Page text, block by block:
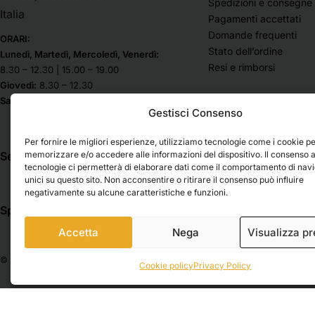
Gestisci Consenso
Per fornire le migliori esperienze, utilizziamo tecnologie come i cookie
memorizzare e/o accedere alle informazioni del dispositivo. Il consenso
tecnologie ci permetterà di elaborare dati come il comportamento di
unici su questo sito. Non acconsentire o ritirare il consenso può influire
negativamente su alcune caratteristiche e funzioni.
Accetta Nega Visualizza
Cookie policyPrivacy Policy
Casa / Vernici e Restauro
Cavalletti
Cassette a cavalletto
Cavalletti da campagna
Cavalletti da studio
Cavalletti da tavolo
Bombolette Spray
Chalk Paint
Colori a tempera sfusi
Lefranc Bourgeois
Liquitex
Lyra
Maimeri
Molotow
Musa Belle Arti
Nova Spa
Novecento
Pentel
Italia
ORARI:
Lunedì, Martedì, Mercoledì, Venerdì:
8.30 – 12.30 | 15.00 – 19.00
Giovedì: 8.30 – 12.30
Sabato & Domenica chiuso
Seguici su
Pagamenti accettati
Domande frequenti
Stato dell’ordine
Resi e rimborsi
Spedizioni
© 2026 Belle Arti Corbara, IT03736520408 – REA: FO – 314246. All rights